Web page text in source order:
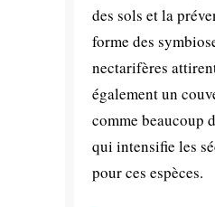
des sols et la
forme des
nectarifères
également un
comme beaucoup
qui intensifie les
pour ces espèces.